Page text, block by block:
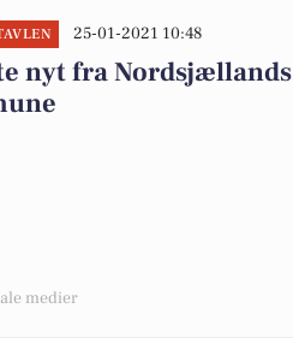
25-01-2021 10:48
nyt fra
medier